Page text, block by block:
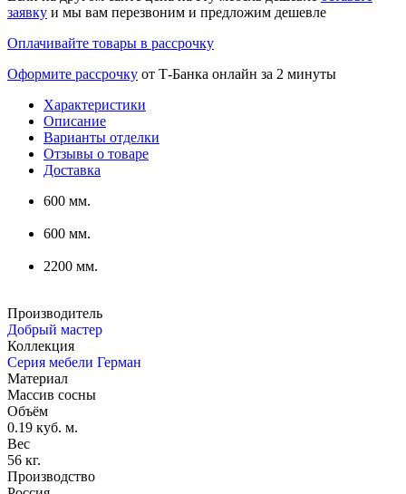
заявку и мы вам перезвоним и предложим дешевле
Оплачивайте товары в рассрочку
Оформите рассрочку от Т-Банка онлайн за 2 минуты
Характеристики
Описание
Варианты отделки
Отзывы о товаре
Доставка
600 мм.
600 мм.
2200 мм.
Производитель
Добрый мастер
Коллекция
Серия мебели Герман
Материал
Массив сосны
Объём
0.19 куб. м.
Вес
56 кг.
Производство